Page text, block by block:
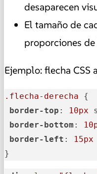
desaparecen
El tamaño de
proporciones
Ejemplo: flecha CSS
.flecha-derecha {
border-top : 10px
border-bottom :
border-left : 15px
}